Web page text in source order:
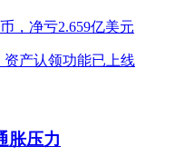
，净亏2.659亿美元
资产认领功能已上线
胀压力